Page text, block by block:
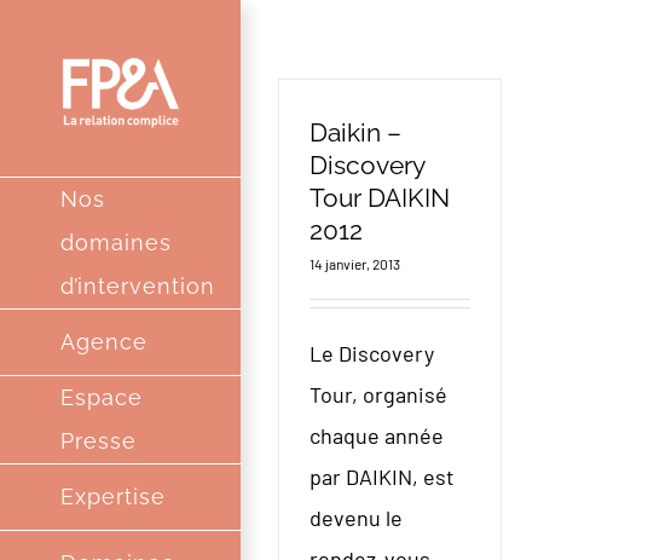
contenu
Nos
domaines
d’intervention
Agence
Espace
Presse
Expertise
Daikin –
Discovery
Tour DAIKIN
2012
14 janvier, 2013
Le Discovery
Tour, organisé
chaque année
par DAIKIN, est
devenu le